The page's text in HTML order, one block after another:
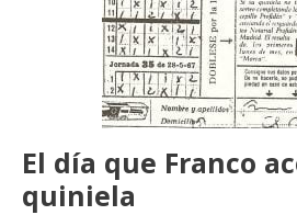
El día que Franco
quiniela